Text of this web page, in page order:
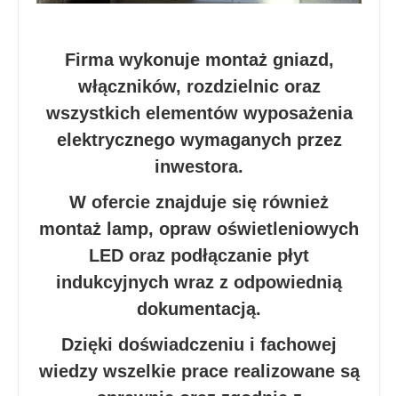
Firma wykonuje montaż gniazd,
włączników, rozdzielnic oraz
wszystkich elementów wyposażenia
elektrycznego wymaganych przez
inwestora.
W ofercie znajduje się również
montaż lamp, opraw oświetleniowych
LED oraz podłączanie płyt
indukcyjnych wraz z odpowiednią
dokumentacją.
Dzięki doświadczeniu i fachowej
wiedzy wszelkie prace realizowane są